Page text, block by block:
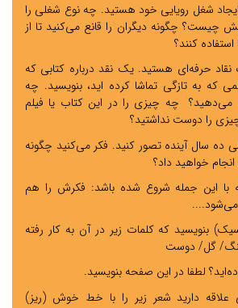
شغل رویایی خود هستید. چه نوع شغلی را
چیست؟ چگونه دیگران را قانع می‌کنید تا از
کنند؟
حرفه‌ای هستید. یک نقد درباره کتابی که
که به تازگی تماشا کرده اید، بنویسید. چه
می‌دهید؟
چه چیزی را در این کتاب یا فیلم
را دوست نداشتید؟
ده سال آینده تصور کنید. فکر می‌کنید چگونه
خواهید داد؟
با این جمله شروع شده باشد: فکرش را هم
می‌شود....
بنویسید که کلمات زیر در آن به کار رفته
سنگ/ گل/ دوست
لطفا در این صفحه بنویسید.
علاقه دارید شعر زیر را با خط خوش (ریز)